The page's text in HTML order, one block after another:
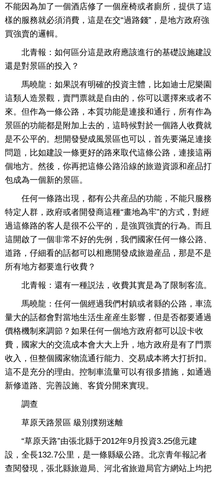
不能因為加了一個酒店修了一個座椅或者廁所，提供了這
樣的服務就必須消費，這是在交“過路錢”，是地方政府強
買強賣的邏輯。
北青報：如何區分這是政府應該進行的基礎設施建設
還是對景區的投入？
馬曉龍：如果説有明確的投資主體，比如迪士尼樂園
這類人造景觀，賣門票就是自由的，你可以選擇來或者不
來。但作為一條公路，本質功能是連接和通行，所有作為
景區的功能都是附加上去的，這時候對於一個路人收費就
是不公平的。想開發變成風景區也可以，首先要滿足連接
問題，比如建設一條更好的路來取代這條公路，連接這兩
個地方。然後，你再把這條公路沿線的旅遊資源和産品打
包成為一個新的景區。
任何一條路出現，都有公共産品的功能，不能只服務
特定人群，政府或者開發商這種“畫地為牢”的方式，對經
過這條路的客人是很不公平的，是強買強賣的行為。而且
這開啟了一個非常不好的先例，我們國家任何一條公路、
道路，仔細看的話都可以相應開發成旅遊産品，那是不是
所有地方都要進行收費？
北青報：還有一種説法，收費其實是為了限制客流。
馬曉龍：任何一個經過我們村鎮或者縣的公路，車流
量大的話都會對當地生活生産産生影響，但是否都要通過
價格機制來調節？如果任何一個地方政府都可以設卡收
費，國家大的交流成本會大大上升，地方政府是有了門票
收入，但整個國家物流通行能力、交易成本將大打折扣。
這不是充分的理由。控制車流量可以有很多措施，如通過
新修道路、完善設施、客貨分開來實現。
調查
草原天路景區 級別撲朔迷離
“草原天路”由張北縣于2012年9月投資3.25億元建
設，全長132.7公里，是一條縣級公路。北京青年報記者
查閱發現，張北縣旅遊局、河北省旅遊局官方網站上均把